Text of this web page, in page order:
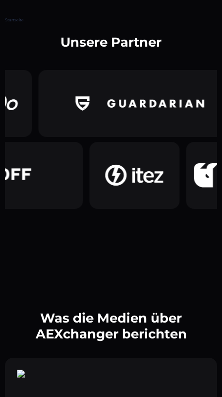
Startseite
Unsere Partner
Was die Medien über
AEXchanger berichten